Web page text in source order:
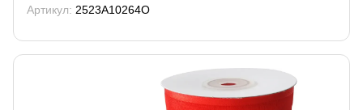
Артикул: 2523A10264O